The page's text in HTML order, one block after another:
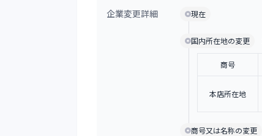
企業変更詳細 現在
国内所在地の変更
商号
本店所在地
商号又は名称の変更